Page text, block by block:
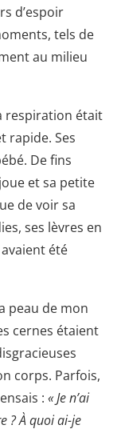
d’espoir
tels de
au milieu
respiration était
rapide. Ses
De fins
et sa petite
de voir sa
ses lèvres en
été
peau de mon
cernes étaient
corps. Parfois,
: « Je n’ai
? À quoi ai-je